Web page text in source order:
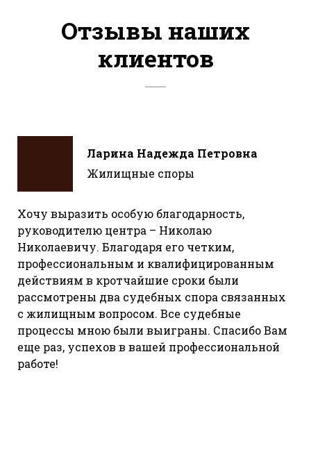
Отзывы наших
клиентов
Ларина Надежда Петровна
Жилищные споры
Хочу выразить особую благодарность,
руководителю центра – Николаю
Николаевичу. Благодаря его четким,
профессиональным и квалифицированным
действиям в кротчайшие сроки были
рассмотрены два судебных спора связанных
с жилищным вопросом. Все судебные
процессы мною были выиграны. Спасибо Вам
еще раз, успехов в вашей профессиональной
работе!